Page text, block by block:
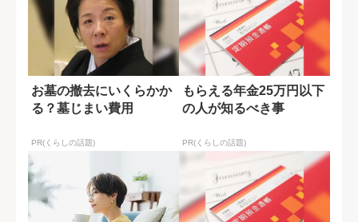
お墓の撤去にいくらかか
る？墓じまい費用
PR(くらしの話題)
もらえる年金25万円以下
の人が知るべき事
PR(くらしの話題)